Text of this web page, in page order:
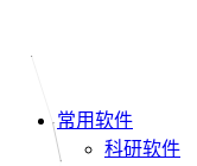
常用软件
科研软件